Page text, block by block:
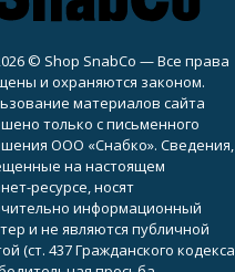
© Shop SnabCo — Все права
и охраняются законом.
материалов сайта
только с письменного
ООО «Снабко». Сведения,
на настоящем
ресурсе, носят
информационный
и не являются публичной
(ст. 437 Гражданского кодекса